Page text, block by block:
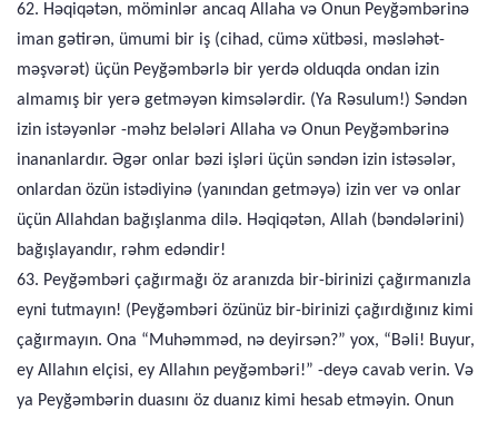
62. Həqiqətən, möminlər ancaq Allaha və Onun Peyğəmbərinə
iman gətirən, ümumi bir iş (cihad, cümə xütbəsi, məsləhət-
məşvərət) üçün Peyğəmbərlə bir yerdə olduqda ondan izin
almamış bir yerə getməyən kimsələrdir. (Ya Rəsulum!) Səndən
izin istəyənlər -məhz belələri Allaha və Onun Peyğəmbərinə
inananlardır. Əgər onlar bəzi işləri üçün səndən izin istəsələr,
onlardan özün istədiyinə (yanından getməyə) izin ver və onlar
üçün Allahdan bağışlanma dilə. Həqiqətən, Allah (bəndələrini)
bağışlayandır, rəhm edəndir!
63. Peyğəmbəri çağırmağı öz aranızda bir-birinizi çağırmanızla
eyni tutmayın! (Peyğəmbəri özünüz bir-birinizi çağırdığınız kimi
çağırmayın. Ona “Muhəmməd, nə deyirsən?” yox, “Bəli! Buyur,
ey Allahın elçisi, ey Allahın peyğəmbəri!” -deyə cavab verin. Və
ya Peyğəmbərin duasını öz duanız kimi hesab etməyin. Onun